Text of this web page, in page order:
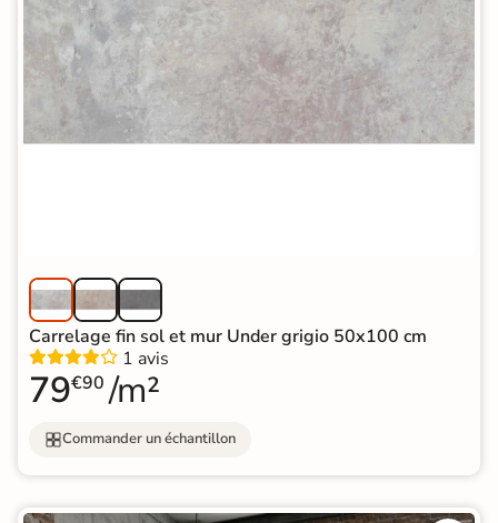
Carrelage fin sol et mur Under grigio 50x100 cm
1 avis
79€90 /m²
Commander un échantillon